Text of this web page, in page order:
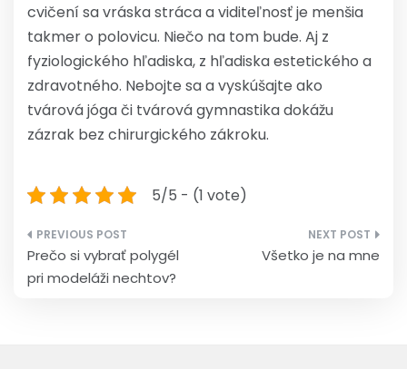
cvičení sa vráska stráca a viditeľnosť je menšia
takmer o polovicu. Niečo na tom bude. Aj z
fyziologického hľadiska, z hľadiska estetického a
zdravotného. Nebojte sa a vyskúšajte ako
tvárová jóga či tvárová gymnastika dokážu
zázrak bez chirurgického zákroku.
5/5 - (1 vote)
Navigace
pro
Prečo si vybrať polygél
pri modeláži nechtov?
Všetko je na mne